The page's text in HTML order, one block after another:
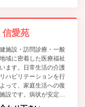
信愛苑
施設・訪問診療・一般
域に密着した医療福祉
ます。日常生活の介護
ハビリテーションを行
って、家庭生活への復
設です。病状が安定期
治療の必要がない要介